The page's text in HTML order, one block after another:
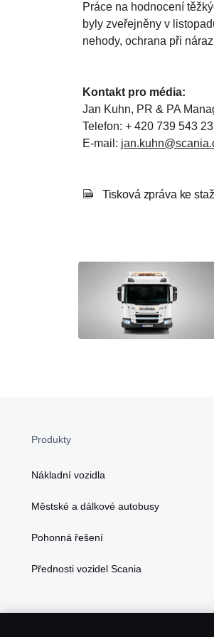
Práce na hodnocení
byly zveřejněny v
nehody, ochrana při
Kontakt pro média:
Jan Kuhn, PR & PA
Telefon: + 420 739 543
E-mail:
Tisková zpráva ke
Produkty
Nákladní vozidla
Městské a dálkové autobusy
Pohonná řešení
Přednosti vozidel Scania